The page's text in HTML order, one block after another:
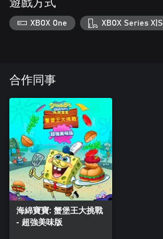
遊戲方式
XBOX One XBOX Series X|S
合作同事
海綿寶寶: 蟹堡王大挑戰
- 超強美味版